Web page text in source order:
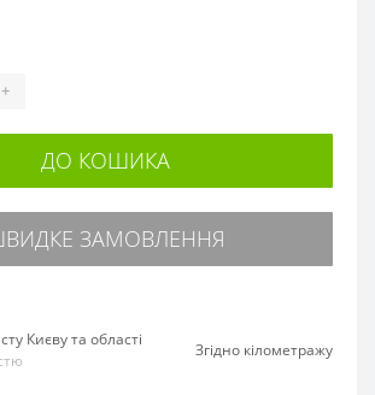
+
ДО КОШИКА
ЗАМОВЛЕННЯ
Києву та області
Згідно кілометражу